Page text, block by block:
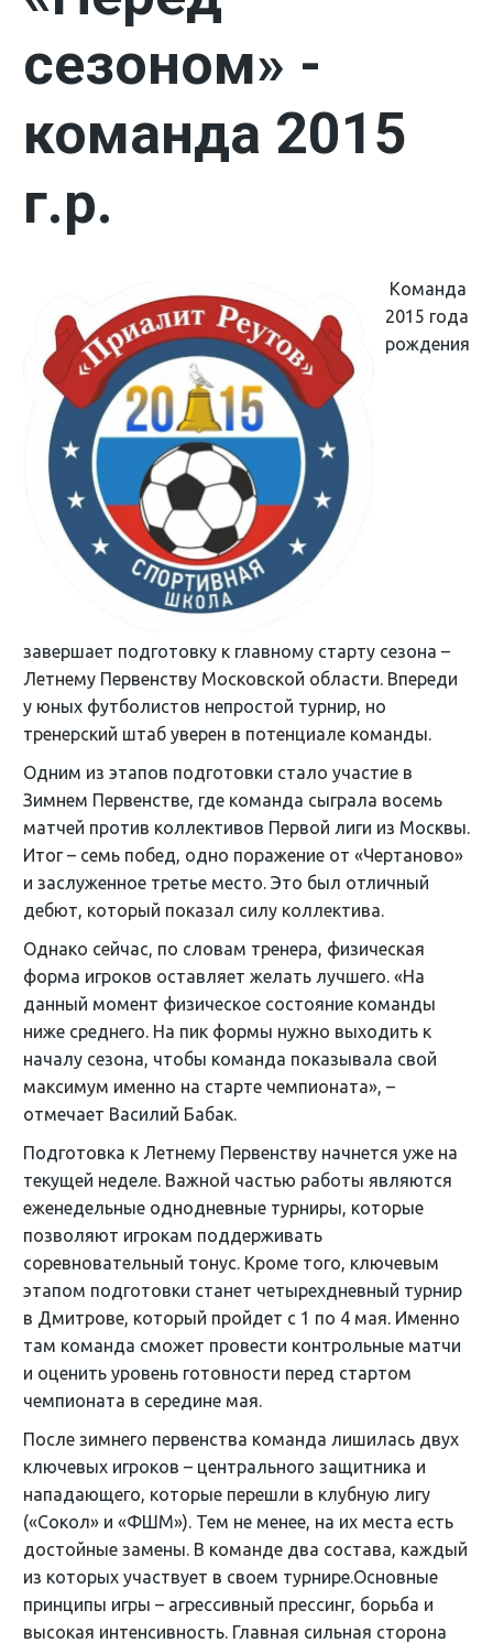
сезоном» -
команда 2015
г.р.
Команда
2015 года
рождения
завершает подготовку к главному старту сезона –
Летнему Первенству Московской области. Впереди
у юных футболистов непростой турнир, но
тренерский штаб уверен в потенциале команды.
Одним из этапов подготовки стало участие в
Зимнем Первенстве, где команда сыграла восемь
матчей против коллективов Первой лиги из Москвы.
Итог – семь побед, одно поражение от «Чертаново»
и заслуженное третье место. Это был отличный
дебют, который показал силу коллектива.
Однако сейчас, по словам тренера, физическая
форма игроков оставляет желать лучшего. «На
данный момент физическое состояние команды
ниже среднего. На пик формы нужно выходить к
началу сезона, чтобы команда показывала свой
максимум именно на старте чемпионата», –
отмечает Василий Бабак.
Подготовка к Летнему Первенству начнется уже на
текущей неделе. Важной частью работы являются
еженедельные однодневные турниры, которые
позволяют игрокам поддерживать
соревновательный тонус. Кроме того, ключевым
этапом подготовки станет четырехдневный турнир
в Дмитрове, который пройдет с 1 по 4 мая. Именно
там команда сможет провести контрольные матчи
и оценить уровень готовности перед стартом
чемпионата в середине мая.
После зимнего первенства команда лишилась двух
ключевых игроков – центрального защитника и
нападающего, которые перешли в клубную лигу
(«Сокол» и «ФШМ»). Тем не менее, на их места есть
достойные замены. В команде два состава, каждый
из которых участвует в своем турнире.Основные
принципы игры – агрессивный прессинг, борьба и
высокая интенсивность. Главная сильная сторона